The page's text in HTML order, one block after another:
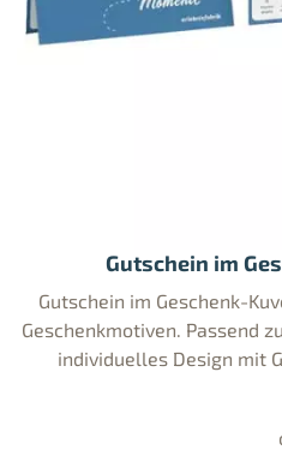
Gutschein im
Gutschein im Geschenk-
Geschenkmotiven. Passend
individuelles Design mit